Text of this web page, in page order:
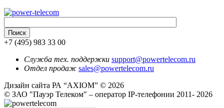
+7 (495) 983 33 00
Служба тех. поддержки support@powertelecom.ru
Отдел продаж sales@powertelecom.ru
Дизайн сайта РА “AXIOM” © 2026
© ЗАО "Пауэр Телеком" – оператор IP-телефонии 2011- 2026